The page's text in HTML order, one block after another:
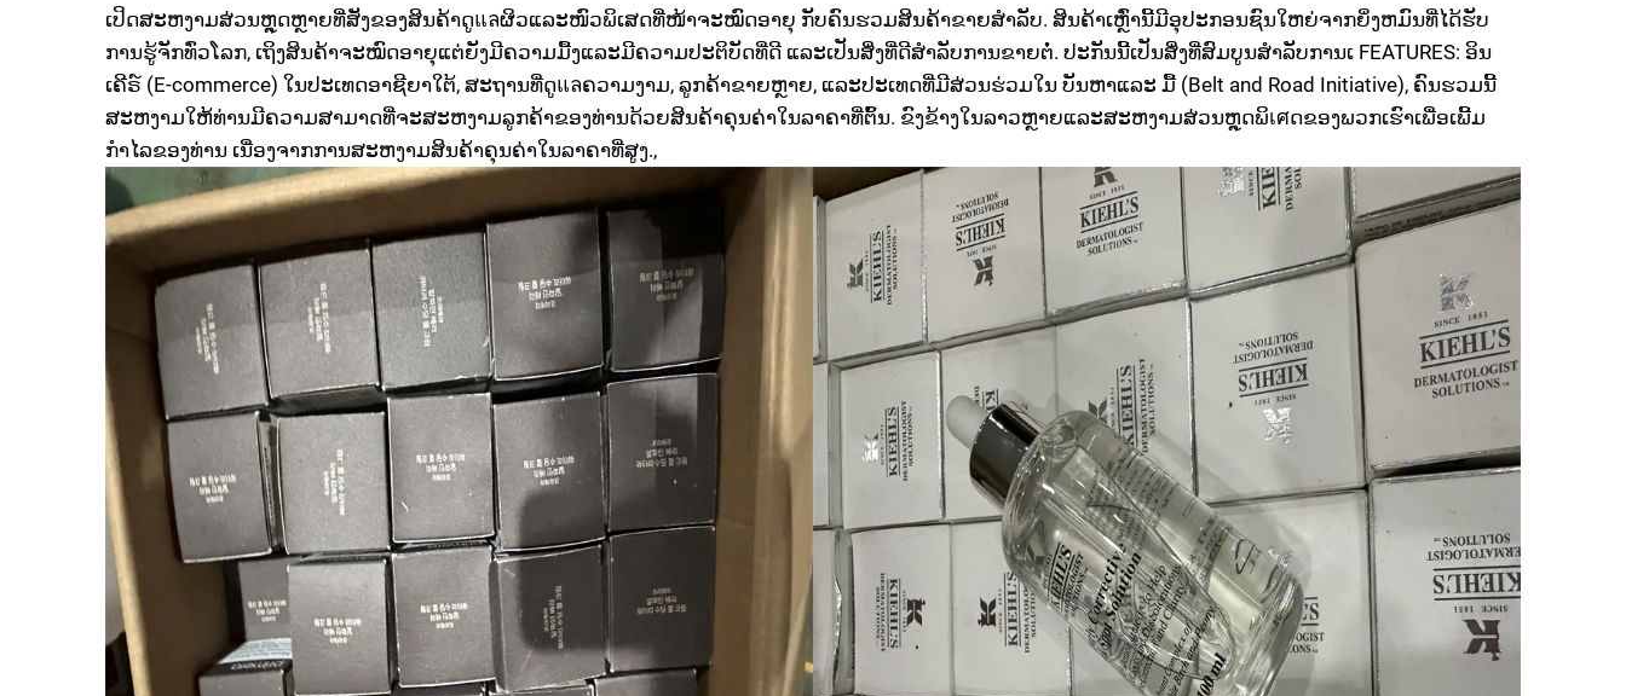
ເປິດສະຫງາມສ່ວນຫຼຸດຫຼາຍທີ່ສັງຂອງສິນຄ້າດູแลຜິວແລະໜົວພິເສດທີ່ໜ້າຈະໝົດອາຍຸ ກັບຄົນຮວມສິນຄ້າຂາຍສຳລັບ. ສິນຄ້າເຫຼົ່ານີ້ມີອຸປະກອນຊົນໃຫຍ່ຈາກຍິ່ງຫມົນທີ່ໄດ້ຮັບ
ການຮູ້ຈັກທົ່ວໂລກ, ເຖິງສິນຄ້າຈະໝົດອາຍຸແຕ່ຍັງມີຄວາມມື້ງແລະມີຄວາມປະຕິບັດທີ່ດີ ແລະເປັນສິ່ງທີ່ດີສຳລັບການຂາຍຕໍ່. ປະກັນນີ້ເປັນສິ່ງທີ່ສົມບູນສຳລັບການເ FEATURES: ອິນ
ເຄີຣ໌ (E-commerce) ໃນປະເທດອາຊີຍາໃຕ້, ສະຖານທີ່ດູแลຄວາມງາມ, ລູກຄ້າຂາຍຫຼາຍ, ແລະປະເທດທີ່ມີສ່ວນຮ່ວມໃນ ບັນຫາແລະ ມື້ (Belt and Road Initiative), ຄົນຮວມນີ້
ສະຫງາມໃຫ້ທ່ານມີຄວາມສາມາດທີ່ຈະສະຫງາມລູກຄ້າຂອງທ່ານດ້ວຍສິນຄ້າຄຸນຄ່າໃນລາຄາທີ່ຕົ້ນ. ຂົງຂ້າງໃນລາວຫຼາຍແລະສະຫງາມສ່ວນຫຼຸດພິเศດຂອງພວກເຮົາເພື່ອເພີ້ມ
ກຳໄລຂອງທ່ານ ເນື່ອງຈາກການສະຫງາມສິນຄ້າຄຸນຄ່າໃນລາຄາທີ່ສູງ.,